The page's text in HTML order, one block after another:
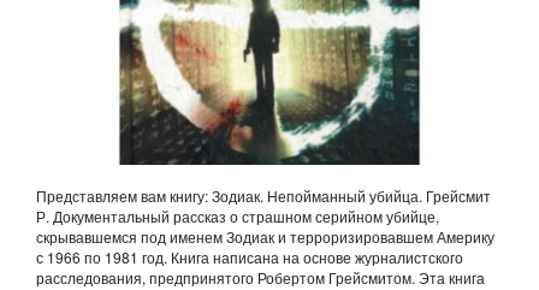
Представляем вам книгу: Зодиак. Непойманный убийца. Грейсмит
Р. Документальный рассказ о страшном серийном убийце,
скрывавшемся под именем Зодиак и терроризировавшем Америку
с 1966 по 1981 год. Книга написана на основе журналистского
расследования, предпринятого Робертом Грейсмитом. Эта книга